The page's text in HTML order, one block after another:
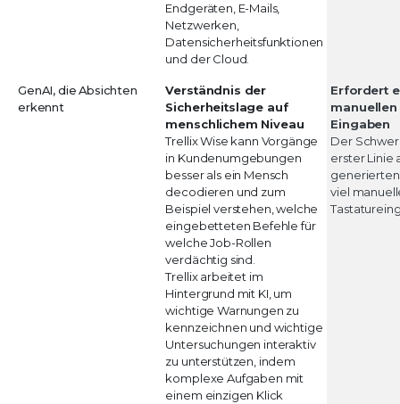
Endgeräten, E-Mails,
Netzwerken,
Datensicherheitsfunktionen
und der Cloud.
GenAI, die Absichten
erkennt
Verständnis der
Sicherheitslage auf
menschlichem Niveau
Trellix Wise kann Vorgänge
in Kundenumgebungen
besser als ein Mensch
decodieren und zum
Beispiel verstehen, welche
eingebetteten Befehle für
welche Job-Rollen
verdächtig sind.
Trellix arbeitet im
Hintergrund mit KI, um
wichtige Warnungen zu
kennzeichnen und wichtige
Untersuchungen interaktiv
zu unterstützen, indem
komplexe Aufgaben mit
einem einzigen Klick
Erfordert
Eingaben
Der
erster Linie
viel